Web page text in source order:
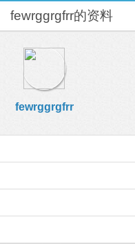
fewrggrgfrr的资料
fewrggrgfrr